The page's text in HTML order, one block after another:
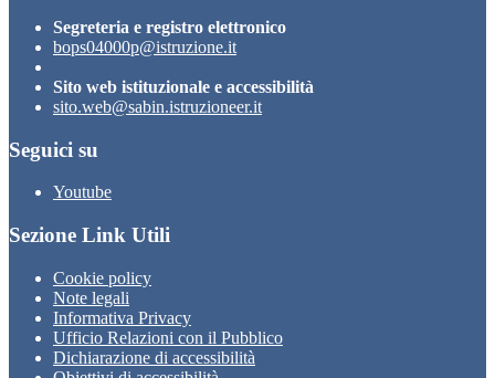
Segreteria e registro elettronico
bops04000p@istruzione.it
Sito web istituzionale e accessibilità
sito.web@sabin.istruzioneer.it
Seguici su
Youtube
Sezione Link Utili
Cookie policy
Note legali
Informativa Privacy
Ufficio Relazioni con il Pubblico
Dichiarazione di accessibilità